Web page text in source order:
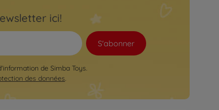
ici!
S'abonner
de Simba Toys.
des données.